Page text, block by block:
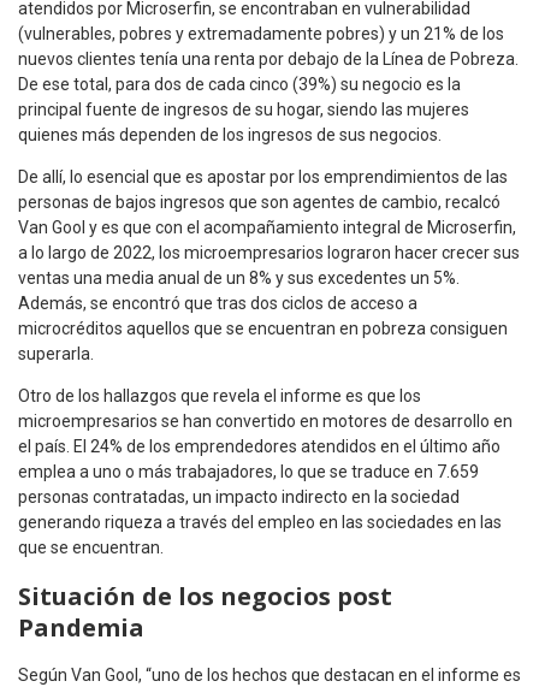
atendidos por Microserfin, se encontraban en vulnerabilidad
(vulnerables, pobres y extremadamente pobres) y un 21% de los
nuevos clientes tenía una renta por debajo de la Línea de Pobreza.
De ese total, para dos de cada cinco (39%) su negocio es la
principal fuente de ingresos de su hogar, siendo las mujeres
quienes más dependen de los ingresos de sus negocios.
De allí, lo esencial que es apostar por los emprendimientos de las
personas de bajos ingresos que son agentes de cambio, recalcó
Van Gool y es que con el acompañamiento integral de Microserfin,
a lo largo de 2022, los microempresarios lograron hacer crecer sus
ventas una media anual de un 8% y sus excedentes un 5%.
Además, se encontró que tras dos ciclos de acceso a
microcréditos aquellos que se encuentran en pobreza consiguen
superarla.
Otro de los hallazgos que revela el informe es que los
microempresarios se han convertido en motores de desarrollo en
el país. El 24% de los emprendedores atendidos en el último año
emplea a uno o más trabajadores, lo que se traduce en 7.659
personas contratadas, un impacto indirecto en la sociedad
generando riqueza a través del empleo en las sociedades en las
que se encuentran.
Situación de los negocios post
Pandemia
Según Van Gool, “uno de los hechos que destacan en el informe es